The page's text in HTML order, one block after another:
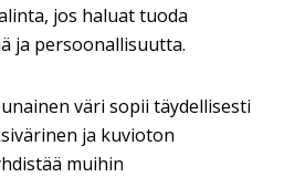
jos haluat tuoda
ja persoonallisuutta.
väri sopii täydellisesti
ja kuvioton
muihin